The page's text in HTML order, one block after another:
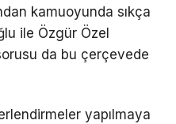
kamuoyunda sıkça
ile Özgür Özel
da bu çerçevede
yapılmaya